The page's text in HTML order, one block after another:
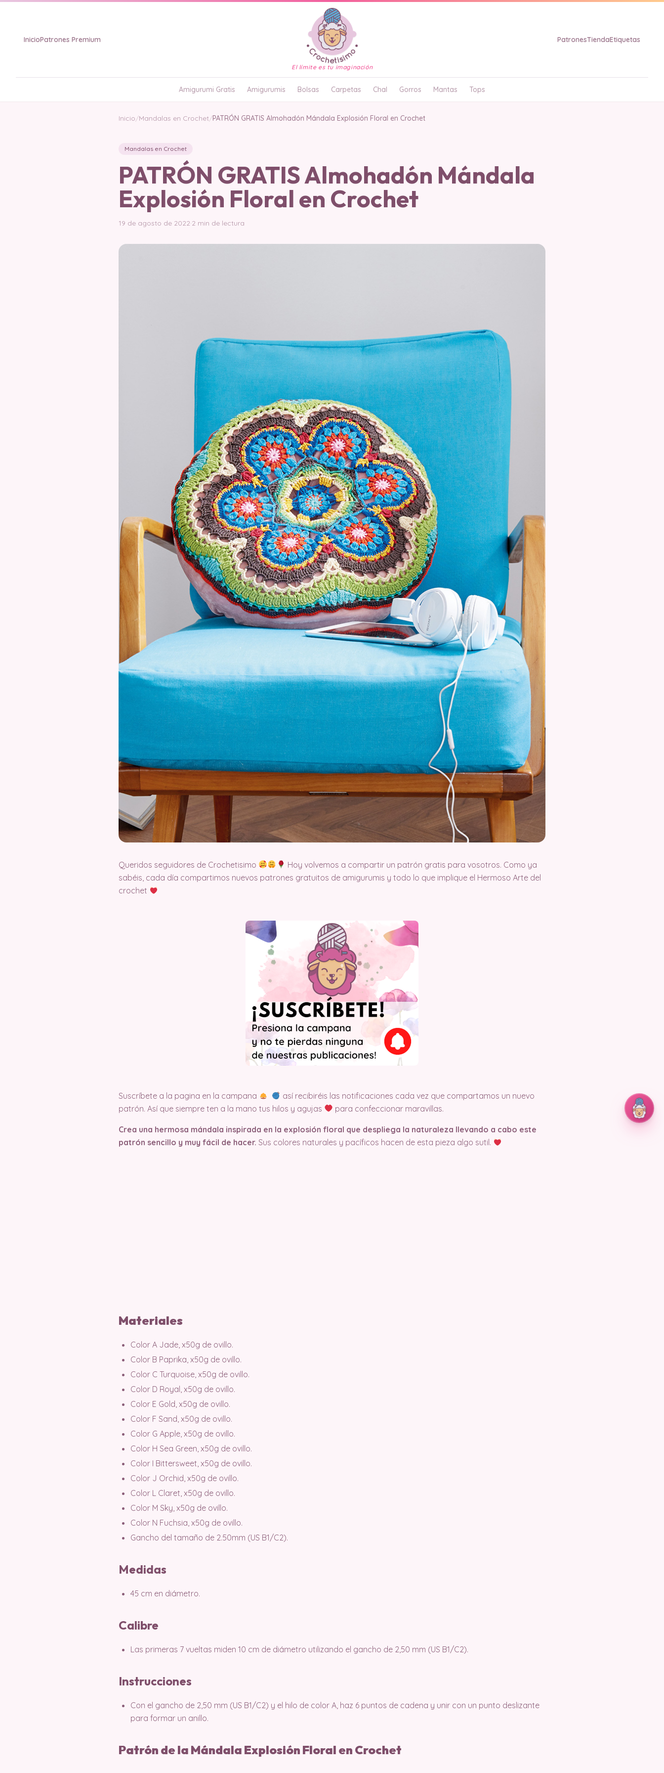
InicioPatrones Premium
El límite es tu imaginación
PatronesTiendaEtiquetas
Amigurumi Gratis Amigurumis Bolsas Carpetas Chal Gorros Mantas Tops
Inicio/Mandalas en Crochet/PATRÓN GRATIS Almohadón Mándala Explosión Floral en Crochet
Mandalas en Crochet
PATRÓN GRATIS Almohadón Mándala
Explosión Floral en Crochet
19 de agosto de 2022·2 min de lectura
Queridos seguidores de Crochetisimo
Hoy volvemos a compartir un patrón gratis para vosotros. Como ya
sabéis, cada día compartimos nuevos patrones gratuitos de amigurumis y todo lo que implique el Hermoso Arte del
crochet
Suscríbete a la pagina en la campana
así recibiréis las notificaciones cada vez que compartamos un nuevo
patrón. Así que siempre ten a la mano tus hilos y agujas
para confeccionar maravillas.
Crea una hermosa mándala inspirada en la explosión floral que despliega la naturaleza llevando a cabo este
patrón sencillo y muy fácil de hacer. Sus colores naturales y pacíficos hacen de esta pieza algo sutil.
Materiales
Color A Jade, x50g de ovillo.
Color B Paprika, x50g de ovillo.
Color C Turquoise, x50g de ovillo.
Color D Royal, x50g de ovillo.
Color E Gold, x50g de ovillo.
Color F Sand, x50g de ovillo.
Color G Apple, x50g de ovillo.
Color H Sea Green, x50g de ovillo.
Color I Bittersweet, x50g de ovillo.
Color J Orchid, x50g de ovillo.
Color L Claret, x50g de ovillo.
Color M Sky, x50g de ovillo.
Color N Fuchsia, x50g de ovillo.
Gancho del tamaño de 2.50mm (US B1/C2).
Medidas
45 cm en diámetro.
Calibre
Las primeras 7 vueltas miden 10 cm de diámetro utilizando el gancho de 2,50 mm (US B1/C2).
Instrucciones
Con el gancho de 2,50 mm (US B1/C2) y el hilo de color A, haz 6 puntos de cadena y unir con un punto deslizante
para formar un anillo.
Patrón de la Mándala Explosión Floral en Crochet